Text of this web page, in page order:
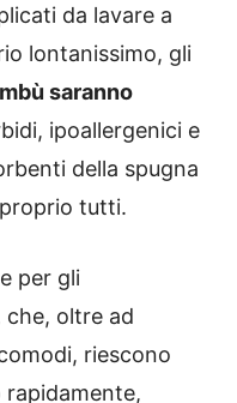
da lavare a
lontanissimo, gli
saranno
ipoallergenici e
della spugna
tutti.
per gli
che, oltre ad
riescono
rapidamente,